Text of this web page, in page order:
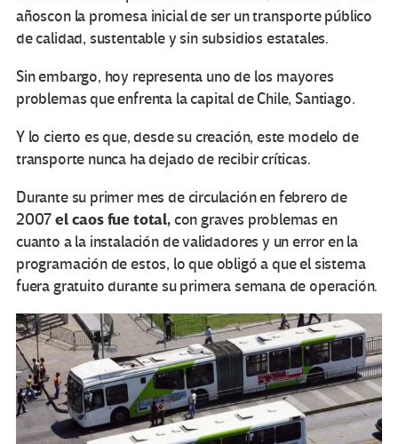
añoscon la promesa inicial de ser un transporte público
de calidad, sustentable y sin subsidios estatales.
Sin embargo, hoy representa uno de los mayores
problemas que enfrenta la capital de Chile, Santiago.
Y lo cierto es que, desde su creación, este modelo de
transporte nunca ha dejado de recibir críticas.
Durante su primer mes de circulación en febrero de
2007el caos fue total,con graves problemas en
cuanto a la instalación de validadores y un error en la
programación de estos, lo que obligó a que el sistema
fuera gratuito durante su primera semana de operación.